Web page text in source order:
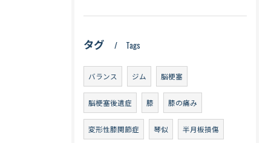
タグ Tags
バランス ジム 脳梗塞
脳梗塞後遺症 膝 膝の痛み
変形性膝関節症 琴似 半月板損傷